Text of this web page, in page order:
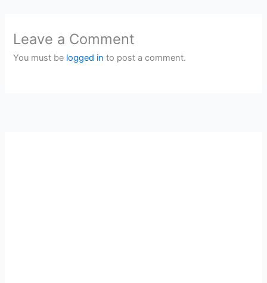
Leave a Comment
You must be logged in to post a comment.